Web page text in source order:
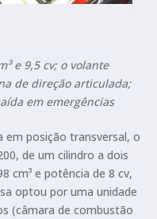
e 9,5 cv; o volante
de direção articulada;
em emergências
posição transversal, o
de um cilindro a dois
cm³ e potência de 8 cv,
optou por uma unidade
(câmara de combustão